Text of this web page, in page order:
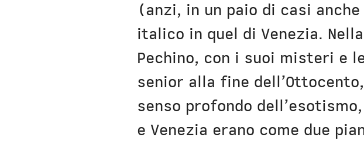
(anzi, in un paio di casi
italico in quel di Venezia.
Pechino, con i suoi misteri e
senior alla fine
senso profondo
e Venezia erano come due